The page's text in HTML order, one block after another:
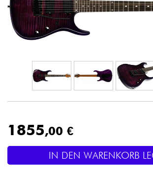
Studio
Kopfhörer
DJ
Licht
Drums
1855,00 €
IN DEN WARENKORB